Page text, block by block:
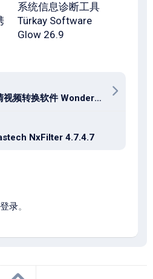
系统信息诊断工具
Türkay Software
Glow 26.9
转换速度最快的高清视频转换软件 WonderFox HD Video Converter Factory 28.9
NxFilter 4.7.4.7
登录。